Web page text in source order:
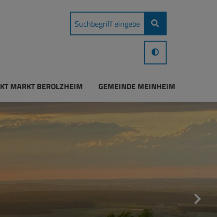
MARKT BEROLZHEIM GEMEINDE MEINHEIM